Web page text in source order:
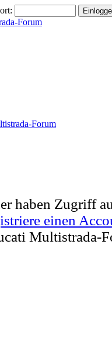
Forum
haben Zugriff
einen
Multistrada-